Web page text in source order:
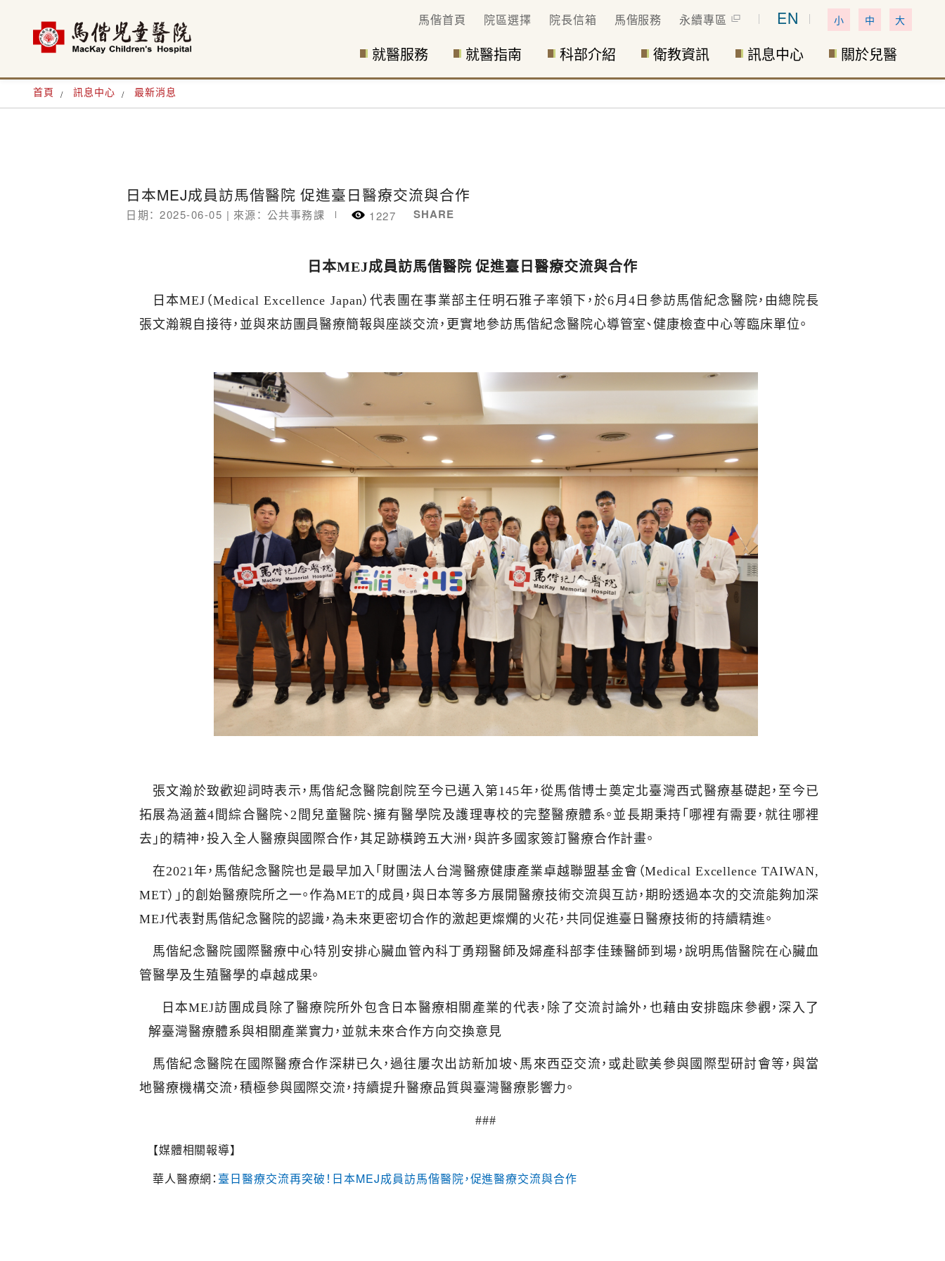
馬偕首頁 院區選擇 院長信箱 馬偕服務 永續專區 EN 小 中 大
就醫服務 就醫指南 科部介紹 衛教資訊 訊息中心 關於兒醫
首頁 訊息中心 最新消息
日本MEJ成員訪馬偕醫院 促進臺日醫療交流與合作
日期： 2025-06-05 | 來源： 公共事務課 1227 SHARE
日本MEJ成員訪馬偕醫院 促進臺日醫療交流與合作
日本MEJ （Medical Excellence Japan）代表團在事業部主任明石雅子率領下，於6月 4 日參訪馬偕紀念醫院，由總院長
張文瀚親自接待，並與來訪團員醫療簡報與座談交流，更實地參訪馬偕紀念醫院心導管室、健康檢查中心等臨床單位。
張文瀚於致歡迎詞時表示，馬偕紀念醫院創院至今已邁入第145年，從馬偕博士奠定北臺灣西式醫療基礎起，至今已
拓展為涵蓋4 間綜合醫院、 2 間兒童醫院、擁有醫學院及護理專校的完整醫療體系。並長期秉持「哪裡有需要，就往哪裡
去」的精神，投入全人醫療與國際合作，其足跡橫跨五大洲，與許多國家簽訂醫療合作計畫。
在2021 年，馬偕紀念醫院也是最早加入「財團法人台灣醫療健康產業卓越聯盟基金會（Medical Excellence TAIWAN,
MET）」的創始醫療院所之一。作為MET的成員，與日本等多方展開醫療技術交流與互訪，期盼透過本次的交流能夠加深
MEJ代表對馬偕紀念醫院的認識，為未來更密切合作的激起更燦爛的火花，共同促進臺日醫療技術的持續精進。
馬偕紀念醫院國際醫療中心特別安排心臟血管內科丁勇翔醫師及婦產科部李佳臻醫師到場，說明馬偕醫院在心臟血
管醫學及生殖醫學的卓越成果。
日本MEJ訪團成員除了醫療院所外包含日本醫療相關產業的代表，除了交流討論外，也藉由安排臨床參觀，深入了
解臺灣醫療體系與相關產業實力，並就未來合作方向交換意見
馬偕紀念醫院在國際醫療合作深耕已久，過往屢次出訪新加坡、馬來西亞交流，或赴歐美參與國際型研討會等，與當
地醫療機構交流，積極參與國際交流，持續提升醫療品質與臺灣醫療影響力。
###
【媒體相關報導】
華人醫療網： 臺日醫療交流再突破！日本MEJ成員訪馬偕醫院，促進醫療交流與合作